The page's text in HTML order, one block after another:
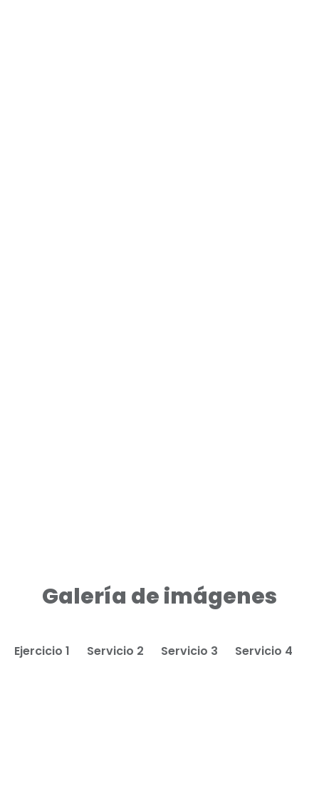
Galería de imágenes
Ejercicio 1 Servicio 2 Servicio 3 Servicio 4